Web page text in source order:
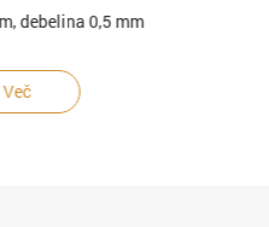
debelina 0,5 mm
Več